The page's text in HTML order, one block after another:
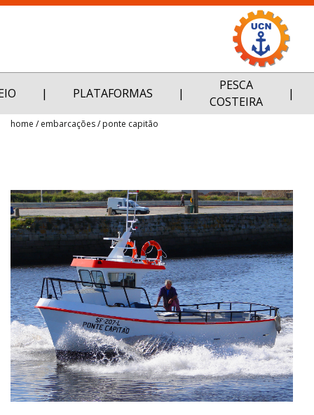
Empresa
Embarcações
Serviços
Galeria
Alumínio
Loja
Contactos
| PLATAFORMAS |
PESCA
COSTEIRA
|
home embarcações ponte capitão